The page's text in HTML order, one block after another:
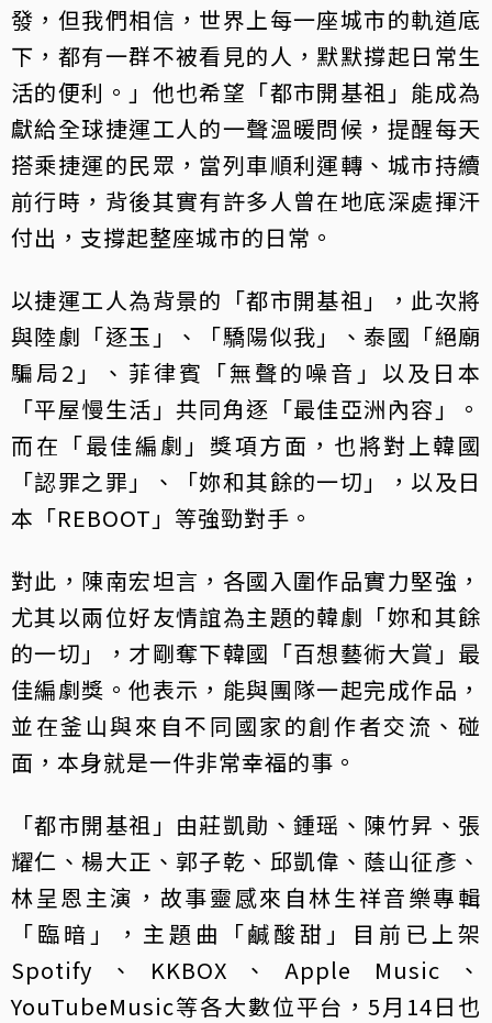
發，但我們相信，世界上每一座城市的軌道底
下，都有一群不被看見的人，默默撐起日常生
活的便利。」他也希望「都市開基祖」能成為
獻給全球捷運工人的一聲溫暖問候，提醒每天
搭乘捷運的民眾，當列車順利運轉、城市持續
前行時，背後其實有許多人曾在地底深處揮汗
付出，支撐起整座城市的日常。
以捷運工人為背景的「都市開基祖」，此次將
與陸劇「逐玉」、「驕陽似我」、泰國「絕廟
騙局2」、菲律賓「無聲的噪音」以及日本
「平屋慢生活」共同角逐「最佳亞洲內容」。
而在「最佳編劇」獎項方面，也將對上韓國
「認罪之罪」、「妳和其餘的一切」，以及日
本「REBOOT」等強勁對手。
對此，陳南宏坦言，各國入圍作品實力堅強，
尤其以兩位好友情誼為主題的韓劇「妳和其餘
的一切」，才剛奪下韓國「百想藝術大賞」最
佳編劇獎。他表示，能與團隊一起完成作品，
並在釜山與來自不同國家的創作者交流、碰
面，本身就是一件非常幸福的事。
「都市開基祖」由莊凱勛、鍾瑶、陳竹昇、張
耀仁、楊大正、郭子乾、邱凱偉、蔭山征彥、
林呈恩主演，故事靈感來自林生祥音樂專輯
「臨暗」，主題曲「鹹酸甜」目前已上架
Spotify、KKBOX、Apple Music、
YouTubeMusic等各大數位平台，5月14日也